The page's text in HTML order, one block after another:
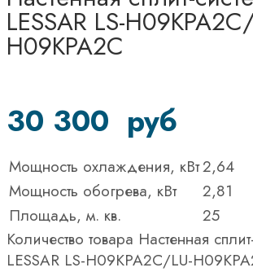
LESSAR LS-
H09KPA2C
30 300 руб
Мощность охлаждения, кВт2,64
Мощность обогрева, кВт
2,81
Площадь, м. кв.
25
Количество товара Настенная
LESSAR LS-H09KPA2C/LU-